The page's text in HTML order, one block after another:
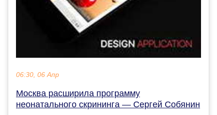
06:30, 06 Апр
Москва расширила программу
неонатального скрининга — Сергей Собянин